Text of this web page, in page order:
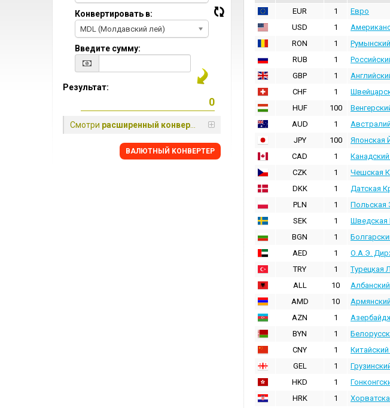
EUR 1 Евро
USD
1
RON
1
RUB
1
GBP
1
CHF
1
HUF
100
AUD
1
JPY
100 Японская
CAD
1
CZK
1 Чешская
DKK
1 Датская
PLN
1 Польская
SEK
1 Шведская
BGN
1
AED
1 О.А.Э.
TRY
1 Турецкая
ALL
10
AMD
10
AZN
1
BYN
1
CNY
1
GEL
1
HKD
1
HRK
1
Конвертировать в:
MDL (Молдавский лей)
Введите сумму:
Результат:
Смотри расширенный конвертер
BАЛЮТНЫЙ KОНВЕРТЕР